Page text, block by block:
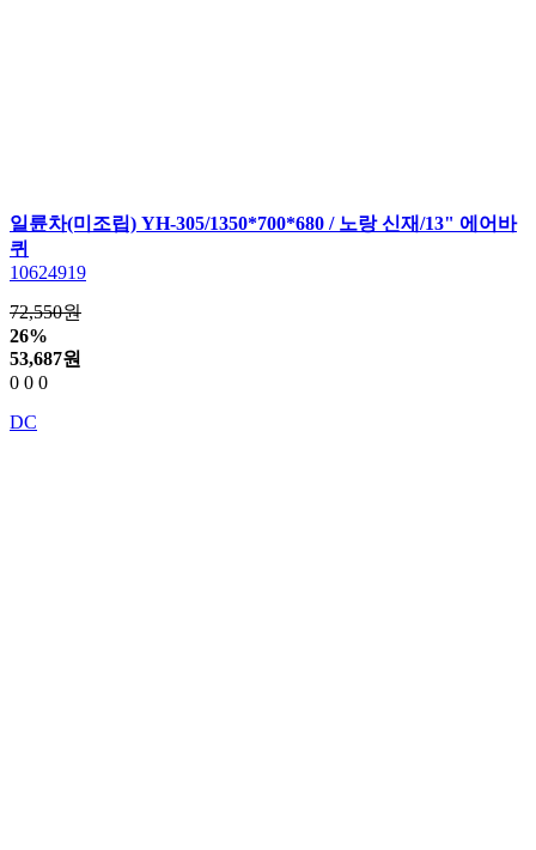
일륜차(미조립) YH-305/1350*700*680 / 노랑 신재/13" 에어바
퀴
10624919
72,550원
26%
53,687원
0 0 0
DC